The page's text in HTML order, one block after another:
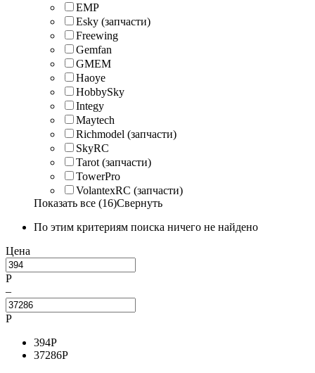
EMP
Esky (запчасти)
Freewing
Gemfan
GMEM
Haoye
HobbySky
Integy
Maytech
Richmodel (запчасти)
SkyRC
Tarot (запчасти)
TowerPro
VolantexRC (запчасти)
Показать все (16)Свернуть
По этим критериям поиска ничего не найдено
Цена
Р
–
Р
394Р
37286Р